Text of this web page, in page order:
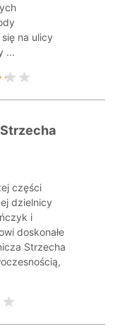
na ulicy
...
części
dzielnicy
i
doskonałe
Strzecha